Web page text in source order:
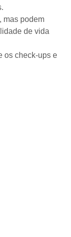
mas podem
de vida
os check-ups e